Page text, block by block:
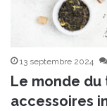
13 septembre 2024
Le monde
accessoires